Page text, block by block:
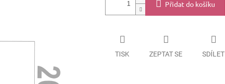
Přidat do košíku
TISK ZEPTAT SE SDÍLET